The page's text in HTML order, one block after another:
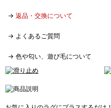
→ 返品・交換について
→ よくあるご質問
→ 色や匂い、遊び毛について